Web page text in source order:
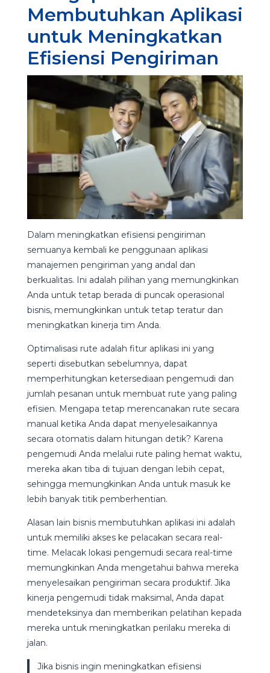
Membutuhkan Aplikasi
untuk Meningkatkan
Efisiensi Pengiriman
Dalam meningkatkan efisiensi pengiriman
semuanya kembali ke penggunaan aplikasi
manajemen pengiriman yang andal dan
berkualitas. Ini adalah pilihan yang memungkinkan
Anda untuk tetap berada di puncak operasional
bisnis, memungkinkan untuk tetap teratur dan
meningkatkan kinerja tim Anda.
Optimalisasi rute adalah fitur aplikasi ini yang
seperti disebutkan sebelumnya, dapat
memperhitungkan ketersediaan pengemudi dan
jumlah pesanan untuk membuat rute yang paling
efisien. Mengapa tetap merencanakan rute secara
manual ketika Anda dapat menyelesaikannya
secara otomatis dalam hitungan detik? Karena
pengemudi Anda melalui rute paling hemat waktu,
mereka akan tiba di tujuan dengan lebih cepat,
sehingga memungkinkan Anda untuk masuk ke
lebih banyak titik pemberhentian.
Alasan lain bisnis membutuhkan aplikasi ini adalah
untuk memiliki akses ke pelacakan secara real-
time. Melacak lokasi pengemudi secara real-time
memungkinkan Anda mengetahui bahwa mereka
menyelesaikan pengiriman secara produktif. Jika
kinerja pengemudi tidak maksimal, Anda dapat
mendeteksinya dan memberikan pelatihan kepada
mereka untuk meningkatkan perilaku mereka di
jalan.
Jika bisnis ingin meningkatkan efisiensi